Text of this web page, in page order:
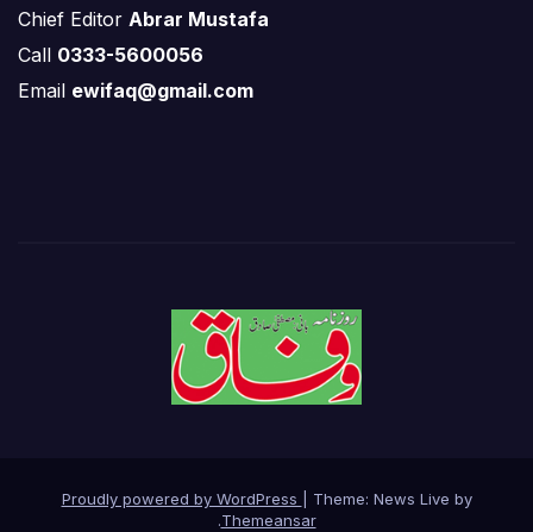
Chief Editor Abrar Mustafa
Call 0333-5600056
Email ewifaq@gmail.com
Proudly powered by WordPress
Theme: News Live by
Themeansar
.